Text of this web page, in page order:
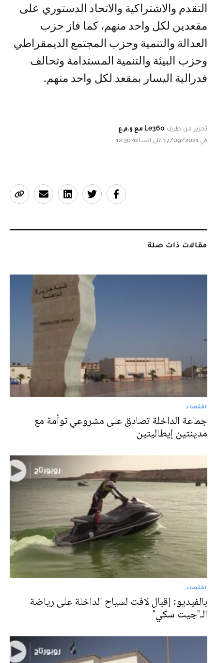
التقدم والاشتراكية والاتحاد الدستوري على
مقعدين لكل واحد منهم، كما فاز حزب
العدالة والتنمية وحزب المجتمع الديمقراطي
وحزب البيئة والتنمية المستدامة وتحالف
فدرالية اليسار بمقعد لكل واحد منهم.
تحرير من طرف Le360 مع و.م.ع
في 17/09/2021 على الساعة 12:30
مقالات ذات صلة
اقتصاد
جماعة الداخلة تصادق على مشروعي توأمة مع
مدينتين إيطاليتين
اقتصاد
بالفيديو: إقبال لافت لسياح الداخلة على رياضة
الـ"جيت سكي"